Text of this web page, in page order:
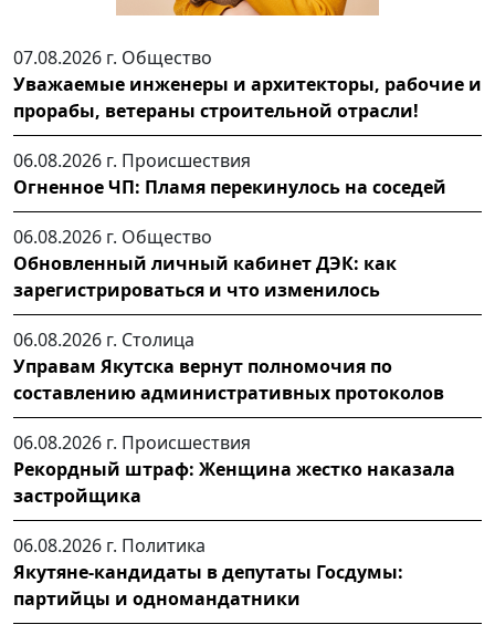
07.08.2026 г. Общество
Уважаемые инженеры и архитекторы, рабочие и
прорабы, ветераны строительной отрасли!
06.08.2026 г. Происшествия
Огненное ЧП: Пламя перекинулось на соседей
06.08.2026 г. Общество
Обновленный личный кабинет ДЭК: как
зарегистрироваться и что изменилось
06.08.2026 г. Столица
Управам Якутска вернут полномочия по
составлению административных протоколов
06.08.2026 г. Происшествия
Рекордный штраф: Женщина жестко наказала
застройщика
06.08.2026 г. Политика
Якутяне-кандидаты в депутаты Госдумы:
партийцы и одномандатники